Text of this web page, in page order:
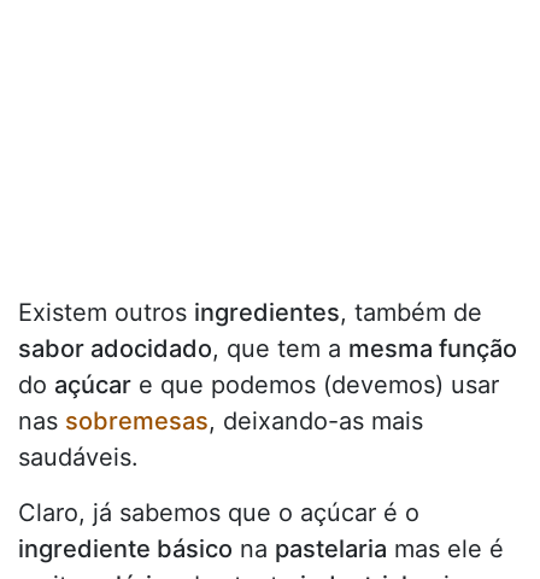
Existem outros ingredientes, também de
sabor adocidado, que tem a mesma função
do açúcar e que podemos (devemos) usar
nas sobremesas, deixando-as mais
saudáveis.
Claro, já sabemos que o açúcar é o
ingrediente básico na pastelaria mas ele é